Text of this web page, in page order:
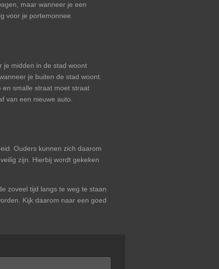
maar wanneer je een
voor je portemonnee.
je midden in de stad woont
je buiten de stad woont.
smalle straat moet straat
van een nieuwe auto.
Ouders kunnen zich daarom
zijn. Hierbij wordt gekeken
zoveel tijd langs te weg te staan
Kijk daarom naar een goed